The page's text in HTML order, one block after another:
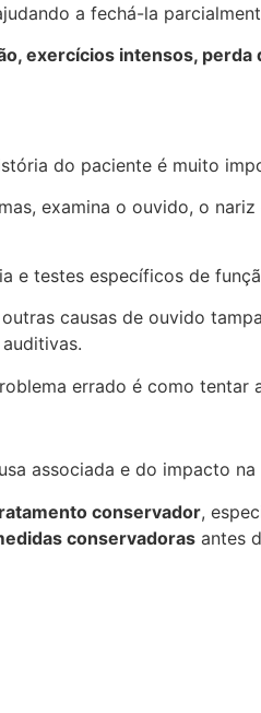
a fechá-la
exercícios intensos, perda
do paciente é muito
examina o ouvido, o
e testes específicos de
causas de ouvido
errado é como
associada e do impacto
conservador,
conservadoras antes